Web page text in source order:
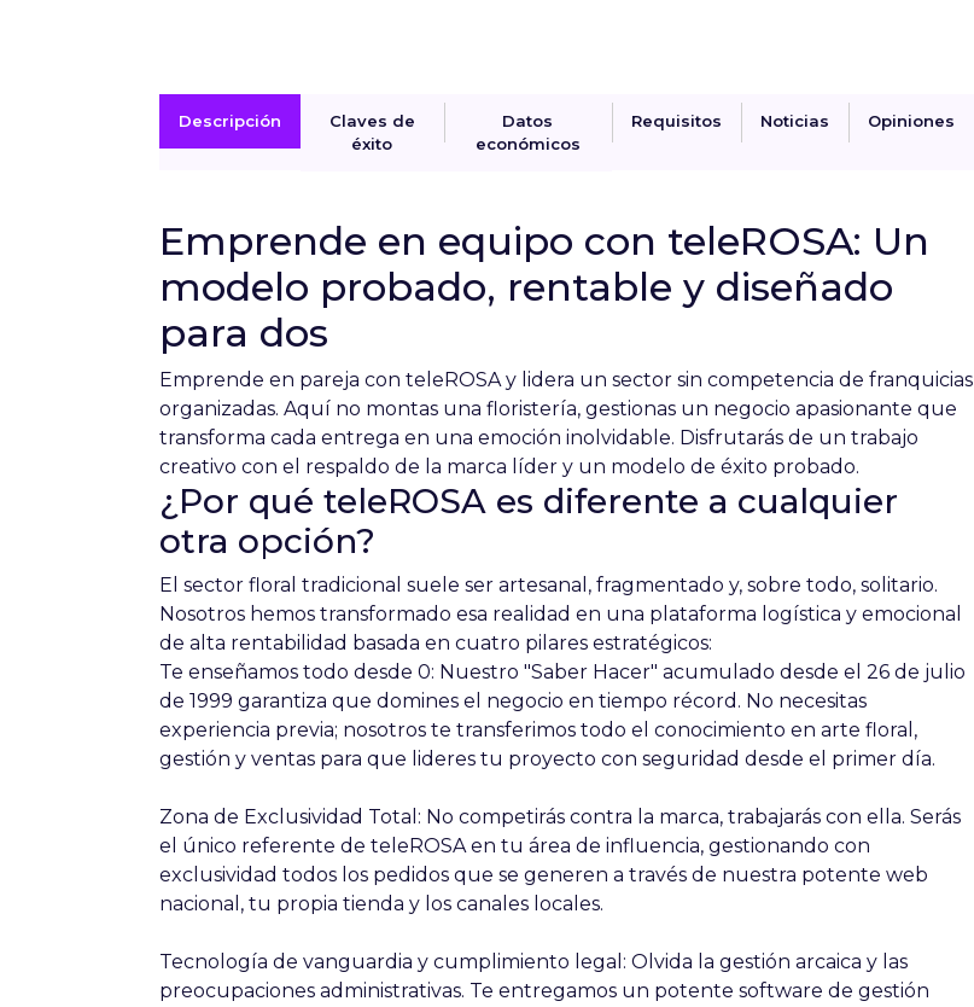
Descripción
Claves de
éxito
Datos
económicos
Requisitos Noticias Opiniones
Emprende en equipo con teleROSA: Un
modelo probado, rentable y diseñado
para dos
Emprende en pareja con teleROSA y lidera un sector sin competencia de franquicias
organizadas. Aquí no montas una floristería, gestionas un negocio apasionante que
transforma cada entrega en una emoción inolvidable. Disfrutarás de un trabajo
creativo con el respaldo de la marca líder y un modelo de éxito probado.
¿Por qué teleROSA es diferente a cualquier
otra opción?
El sector floral tradicional suele ser artesanal, fragmentado y, sobre todo, solitario.
Nosotros hemos transformado esa realidad en una plataforma logística y emocional
de alta rentabilidad basada en cuatro pilares estratégicos:
Te enseñamos todo desde 0: Nuestro "Saber Hacer" acumulado desde el 26 de julio
de 1999 garantiza que domines el negocio en tiempo récord. No necesitas
experiencia previa; nosotros te transferimos todo el conocimiento en arte floral,
gestión y ventas para que lideres tu proyecto con seguridad desde el primer día.
Zona de Exclusividad Total: No competirás contra la marca, trabajarás con ella. Serás
el único referente de teleROSA en tu área de influencia, gestionando con
exclusividad todos los pedidos que se generen a través de nuestra potente web
nacional, tu propia tienda y los canales locales.
Tecnología de vanguardia y cumplimiento legal: Olvida la gestión arcaica y las
preocupaciones administrativas. Te entregamos un potente software de gestión